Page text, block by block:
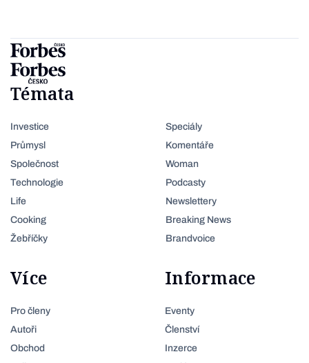
Témata
Investice
Průmysl
Společnost
Technologie
Life
Cooking
Žebříčky
Speciály
Komentáře
Woman
Podcasty
Newslettery
Breaking News
Brandvoice
Více
Pro členy
Autoři
Obchod
Informace
Eventy
Členství
Inzerce